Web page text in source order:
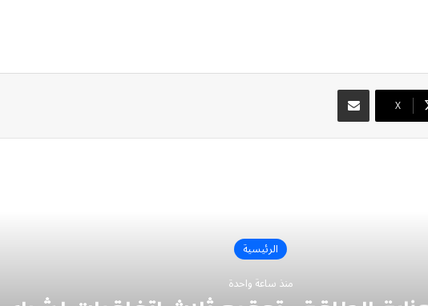
‫X
مشاركة عبر البريد
الرئيسية
منذ ساعة واحدة